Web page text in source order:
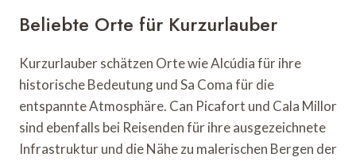
Beliebte Orte für Kurzurlauber
Kurzurlauber schätzen Orte wie Alcúdia für ihre
historische Bedeutung und Sa Coma für die
entspannte Atmosphäre. Can Picafort und Cala Millor
sind ebenfalls bei Reisenden für ihre ausgezeichnete
Infrastruktur und die Nähe zu malerischen Bergen der